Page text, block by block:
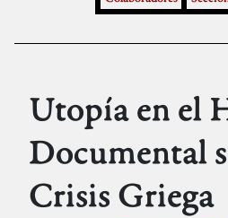
Utopía en el
Documental
Crisis Griega